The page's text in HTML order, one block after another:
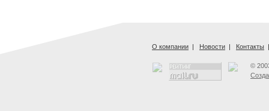
О компании | Новости | Контакты |
©